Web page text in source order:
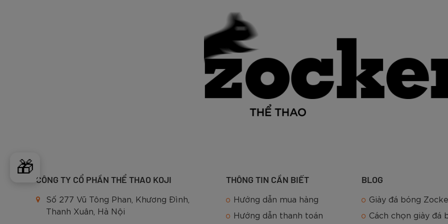
🎁
CÔNG TY CỔ PHẦN THỂ THAO KOJI
Số 277 Vũ Tông Phan, Khương Đình,
Thanh Xuân, Hà Nội
THÔNG TIN CẦN BIẾT
Hướng dẫn mua hàng
Hướng dẫn thanh toán
BLOG
Giày đá bóng
Cách chọn giày đá